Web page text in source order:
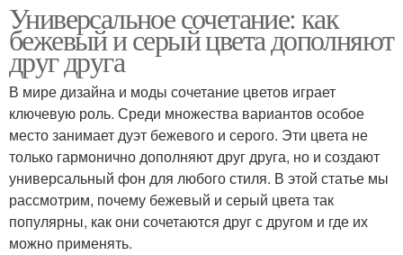
Универсальное сочетание: как
бежевый и серый цвета дополняют
друг друга
В мире дизайна и моды сочетание цветов играет
ключевую роль. Среди множества вариантов особое
место занимает дуэт бежевого и серого. Эти цвета не
только гармонично дополняют друг друга, но и создают
универсальный фон для любого стиля. В этой статье мы
рассмотрим, почему бежевый и серый цвета так
популярны, как они сочетаются друг с другом и где их
можно применять.